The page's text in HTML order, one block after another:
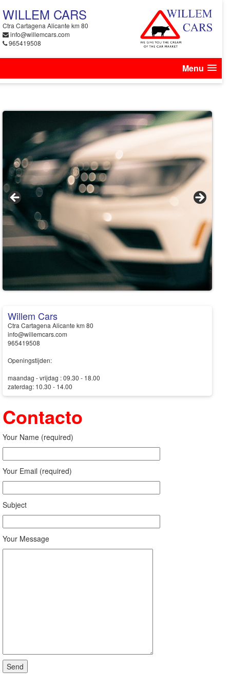
WILLEM CARS
Ctra Cartagena Alicante km 80
info@willemcars.com
965419508
Menu
Willem Cars
Ctra Cartagena Alicante km 80
info@willemcars.com
965419508
Openingstijden:
maandag - vrijdag : 09.30 - 18.00
zaterdag: 10.30 - 14.00
Contacto
Your Name (required)
Your Email (required)
Subject
Your Message